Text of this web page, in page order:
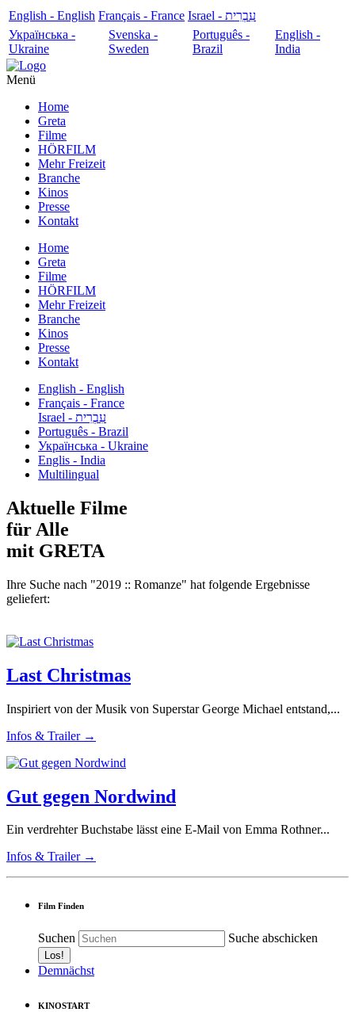
English - English Français - France
עִבְרִית - Israel
Українська -
Ukraine
Svenska -
Sweden
Português -
Brazil
English -
India
Menü
Home
Greta
Filme
HÖRFILM
Mehr Freizeit
Branche
Kinos
Presse
Kontakt
Home
Greta
Filme
HÖRFILM
Mehr Freizeit
Branche
Kinos
Presse
Kontakt
English - English
Français - France
עִבְרִית - Israel
Português - Brazil
Українська - Ukraine
Englis - India
Multilingual
Aktuelle Filme
für Alle
mit GRETA
Ihre Suche nach "2019 :: Romanze" hat folgende Ergebnisse
geliefert:
Last Christmas
Inspiriert von der Musik von Superstar George Michael entstand,...
Infos & Trailer →
Gut gegen Nordwind
Ein verdrehter Buchstabe lässt eine E-Mail von Emma Rothner...
Infos & Trailer →
Film Finden
Suchen Suche abschicken
Demnächst
KINOSTART